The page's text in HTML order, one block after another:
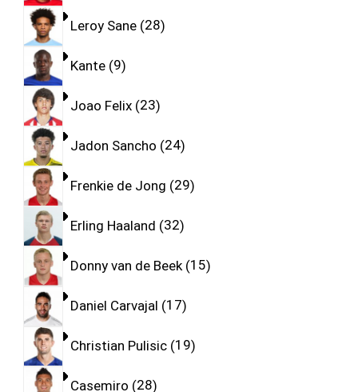
Leroy Sane 28
Kante 9
Joao Felix 23
Jadon Sancho 24
Frenkie de Jong 29
Erling Haaland 32
Donny van de Beek 15
Daniel Carvajal 17
Christian Pulisic 19
Casemiro 28